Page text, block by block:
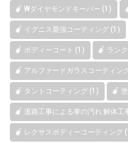
Wダイヤモンドキーパー (1)
イグニス最強コーティング (1)
ボディーコート (1) ラン
アルファードガラスコーティン
タントコーティング (1)
道路工事による車の汚れ 解体
レクサスボディーコーティング